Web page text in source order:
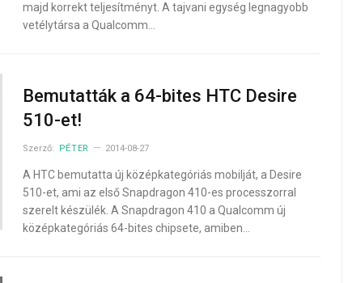
majd korrekt teljesítményt. A tajvani egység legnagyobb
vetélytársa a Qualcomm…
Bemutatták a 64-bites HTC Desire
510-et!
Szerző: PÉTER 2014-08-27
A HTC bemutatta új középkategóriás mobilját, a Desire
510-et, ami az első Snapdragon 410-es processzorral
szerelt készülék. A Snapdragon 410 a Qualcomm új
középkategóriás 64-bites chipsete, amiben…